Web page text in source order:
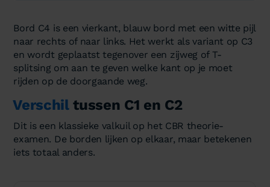
Bord C4 is een vierkant, blauw bord met een witte pijl
naar rechts of naar links. Het werkt als variant op C3
en wordt geplaatst tegenover een zijweg of T-
splitsing om aan te geven welke kant op je moet
rijden op de doorgaande weg.
Verschiltussen C1 en C2
Dit is een klassieke valkuil op het CBR theorie-
examen. De borden lijken op elkaar, maar betekenen
iets totaal anders.